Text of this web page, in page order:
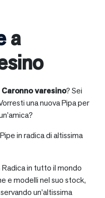
a
Caronno varesino? Sei
una nuova Pipa per
in radica di altissima
in tutto il mondo
e modelli nel suo stock,
un’altissima